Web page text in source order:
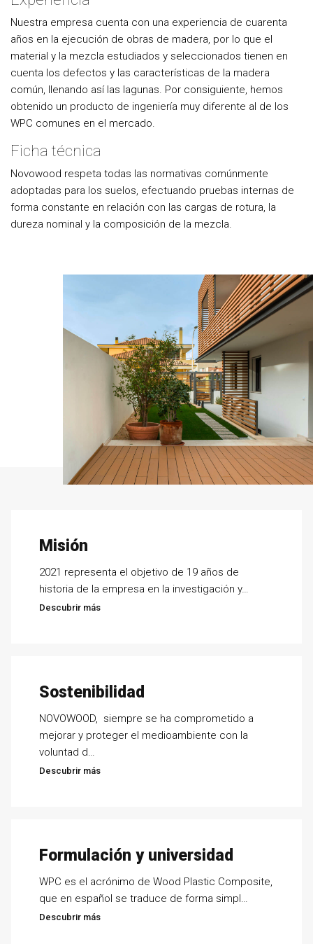
Nuestra empresa cuenta con una experiencia de cuarenta
años en la ejecución de obras de madera, por lo que el
material y la mezcla estudiados y seleccionados tienen en
cuenta los defectos y las características de la madera
común, llenando así las lagunas. Por consiguiente, hemos
obtenido un producto de ingeniería muy diferente al de los
WPC comunes en el mercado.
Ficha técnica
Novowood respeta todas las normativas comúnmente
adoptadas para los suelos, efectuando pruebas internas de
forma constante en relación con las cargas de rotura, la
dureza nominal y la composición de la mezcla.
Misión
2021 representa el objetivo de 19 años de
historia de la empresa en la investigación y…
Descubrir más
Sostenibilidad
NOVOWOOD, siempre se ha comprometido a
mejorar y proteger el medioambiente con la
voluntad d…
Descubrir más
Formulación y universidad
WPC es el acrónimo de Wood Plastic Composite,
que en español se traduce de forma simpl…
Descubrir más